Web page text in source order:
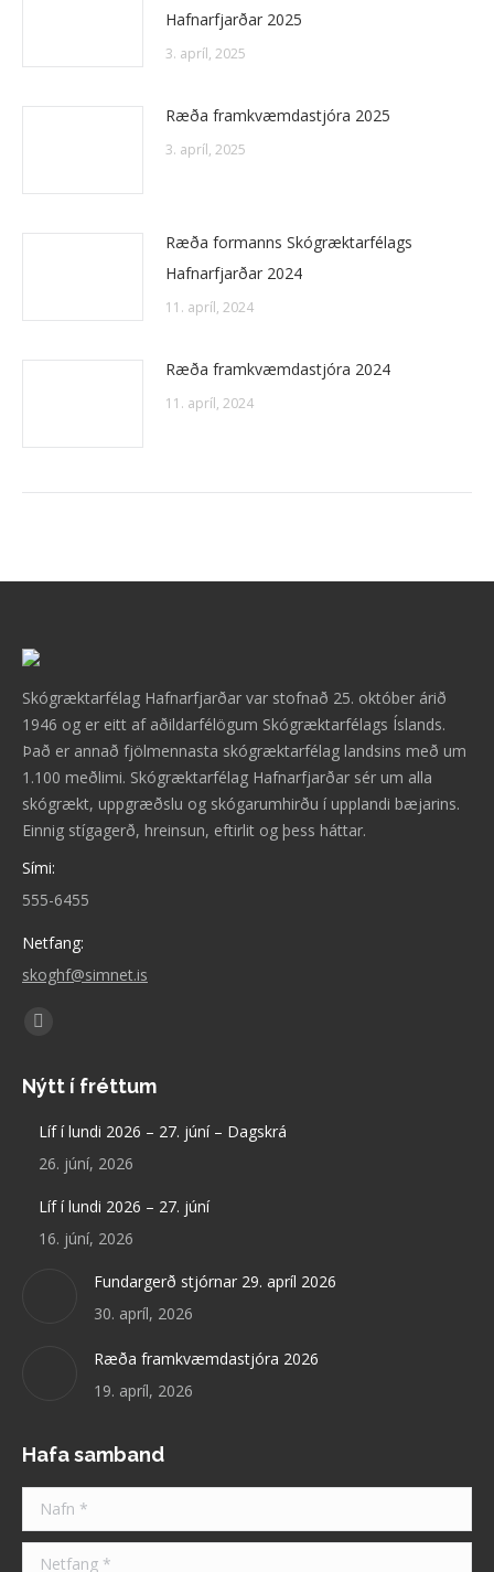
Hafnarfjarðar 2025
3. apríl, 2025
Ræða framkvæmdastjóra 2025
3. apríl, 2025
Ræða formanns Skógræktarfélags
Hafnarfjarðar 2024
11. apríl, 2024
Ræða framkvæmdastjóra 2024
11. apríl, 2024
Skógræktarfélag Hafnarfjarðar var stofnað 25. október árið
1946 og er eitt af aðildarfélögum Skógræktarfélags Íslands.
Það er annað fjölmennasta skógræktarfélag landsins með um
1.100 meðlimi. Skógræktarfélag Hafnarfjarðar sér um alla
skógrækt, uppgræðslu og skógarumhirðu í upplandi bæjarins.
Einnig stígagerð, hreinsun, eftirlit og þess háttar.
Sími:
555-6455
Netfang:
skoghf@simnet.is
Find us on:
Facebook
opens
window
Nýtt í fréttum
Líf í lundi 2026 – 27. júní – Dagskrá
26. júní, 2026
Líf í lundi 2026 – 27. júní
16. júní, 2026
Fundargerð stjórnar 29. apríl 2026
30. apríl, 2026
Ræða framkvæmdastjóra 2026
19. apríl, 2026
Hafa samband
Nafn *
Netfang *